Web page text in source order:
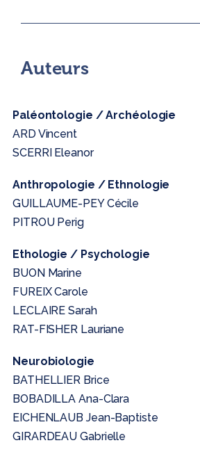
Auteurs
Paléontologie / Archéologie
ARD Vincent
SCERRI Eleanor
Anthropologie / Ethnologie
GUILLAUME-PEY Cécile
PITROU Perig
Ethologie / Psychologie
BUON Marine
FUREIX Carole
LECLAIRE Sarah
RAT-FISHER Lauriane
Neurobiologie
BATHELLIER Brice
BOBADILLA Ana-Clara
EICHENLAUB Jean-Baptiste
GIRARDEAU Gabrielle